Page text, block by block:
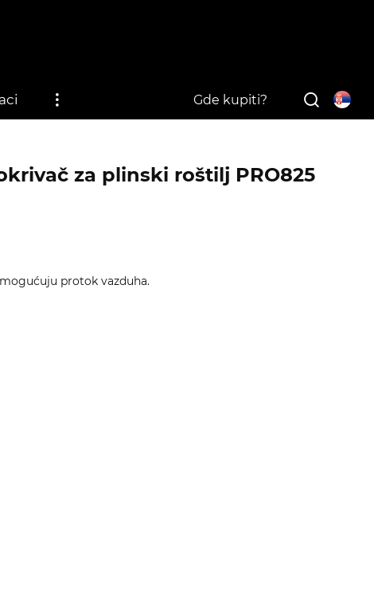
Gde kupiti?
za plinski roštilj PRO825
protok vazduha.